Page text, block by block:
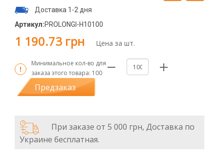
Доставка 1-2 дня
Артикул:PROLONGI-H10100
1 190.73 грн Цена за шт.
Минимальное кол-во для
заказа этого товара: 100
Предзаказ
При заказе от 5 000 грн, Доставка по
Украине бесплатная.